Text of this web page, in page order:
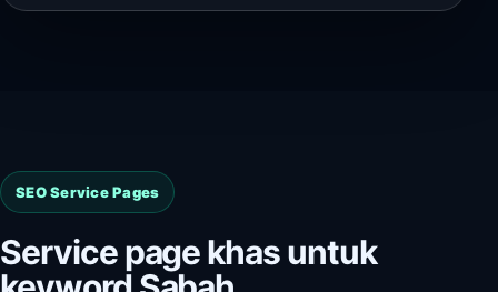
SEO Service Pages
Service page khas untuk